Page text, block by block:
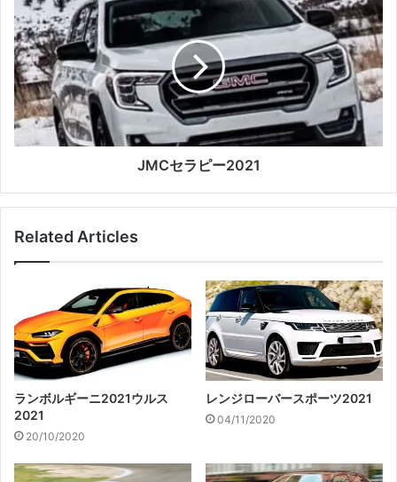
JMCセラピー2021
Related Articles
ランボルギーニ2021ウルス
2021
20/10/2020
レンジローバースポーツ2021
04/11/2020